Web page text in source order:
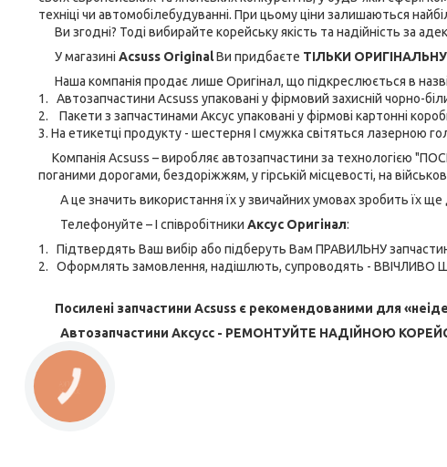
техніці чи автомобілебудуванні. При цьому ціни залишаються
Ви згодні? Тоді вибирайте корейську якість та надійність за
У магазині Acsuss OriginalВи придбаєте ТІЛЬКИ
Наша компанія продає лише Оригінал, що підкреслюється в
1. Автозапчастини Acsuss упаковані у фірмовий захисній чорно-
2. Пакети з запчастинами Аксус упаковані у фірмові картонні
3. На етикетці продукту - шестерня І смужка світяться лазерною
Компанія Acsuss – виробляє автозапчастини за технологією
поганими дорогами, бездоріжжям, у гірській місцевості, на
А це значить використання їх у звичайних умовах зробить їх ще
Телефонуйте – І співробітники Аксус Оригінал:
1. Підтвердять Ваш вибір або підберуть Вам ПРАВИЛЬНУ
2. Оформлять замовлення, надішлють, супроводять - ВВІЧЛИВО
Посилені запчастини Acsuss є рекомендованими для
Автозапчастини Аксусс - РЕМОНТУЙТЕ НАДІЙНОЮ